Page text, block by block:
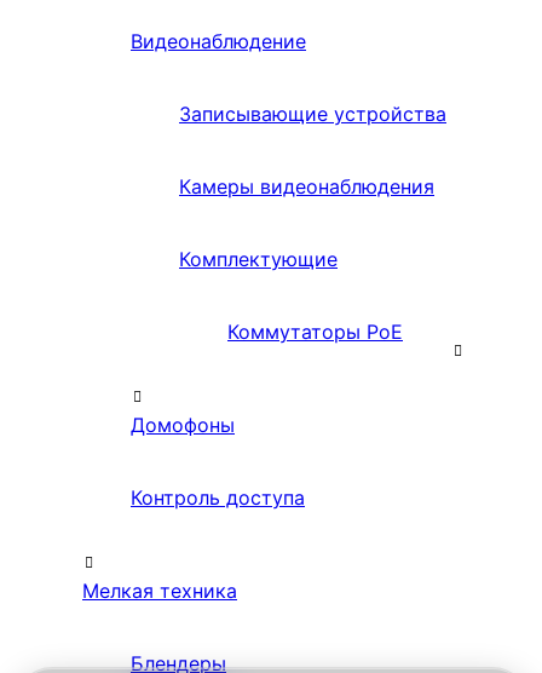
Видеонаблюдение
Записывающие устройства
Камеры видеонаблюдения
Комплектующие
Коммутаторы PoE
Домофоны
Контроль доступа
Мелкая техника
Блендеры